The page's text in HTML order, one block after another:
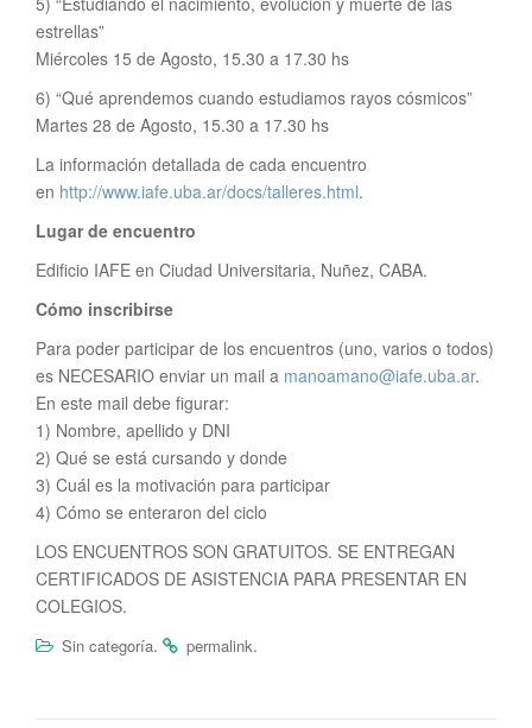
estrellas”
Miércoles 15 de Agosto, 15.30 a 17.30 hs
6) “Qué aprendemos cuando estudiamos rayos cósmicos”
Martes 28 de Agosto, 15.30 a 17.30 hs
La información detallada de cada encuentro
en http://www.iafe.uba.ar/docs/talleres.html.
Lugar de encuentro
Edificio IAFE en Ciudad Universitaria, Nuñez, CABA.
Cómo inscribirse
Para poder participar de los encuentros (uno, varios o todos)
es NECESARIO enviar un mail a manoamano@iafe.uba.ar.
En este mail debe figurar:
1) Nombre, apellido y DNI
2) Qué se está cursando y donde
3) Cuál es la motivación para participar
4) Cómo se enteraron del ciclo
LOS ENCUENTROS SON GRATUITOS. SE ENTREGAN
CERTIFICADOS DE ASISTENCIA PARA PRESENTAR EN
COLEGIOS.
Sin categoría. permalink.